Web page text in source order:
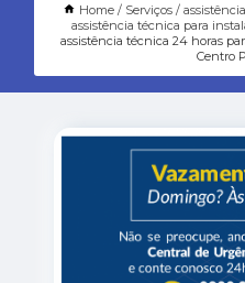
Home Serviços
assistência técnica para
assistência técnica 24 horas
Centro